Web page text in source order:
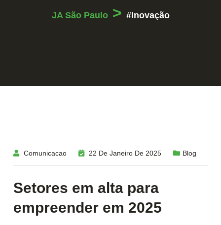
JA São Paulo> #Inovação
Comunicacao 22 De Janeiro De 2025 Blog
Setores em alta para
empreender em 2025